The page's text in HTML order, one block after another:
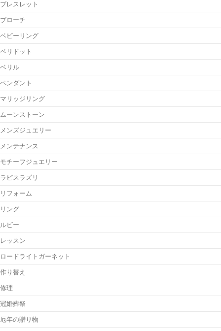
ブレスレット
ブローチ
ベビーリング
ペリドット
ベリル
ペンダント
マリッジリング
ムーンストーン
メンズジュエリー
メンテナンス
モチーフジュエリー
ラピスラズリ
リフォーム
リング
ルビー
レッスン
ロードライトガーネット
作り替え
修理
冠婚葬祭
厄年の贈り物